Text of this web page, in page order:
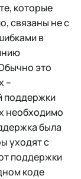
которые
связаны не с
в
это
–
поддержки
необходимо
была
уходят с
поддержки
коде